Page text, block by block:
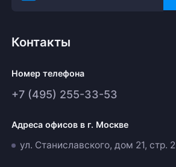
Контакты
Номер телефона
+7 (495) 255-33-53
Адреса офисов в г. Москве
ул. Станиславского, дом 21, стр. 2